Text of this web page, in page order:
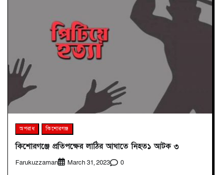
অপরাধ কিশোরগঞ্জ
কিশোরগঞ্জে প্রতিপক্ষের লাঠির আঘাতে নিহত১ আটক ৩
Farukuzzaman March 31, 2023 0